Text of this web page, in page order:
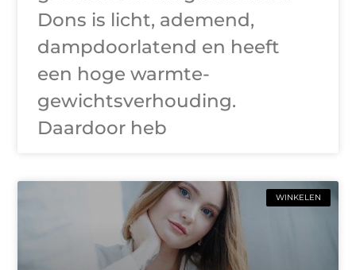
Dons is licht, ademend,
dampdoorlatend en heeft
een hoge warmte-
gewichtsverhouding.
Daardoor heb
WINKELEN